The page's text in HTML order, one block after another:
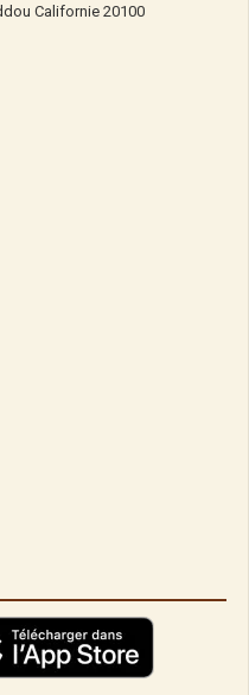
Californie 20100